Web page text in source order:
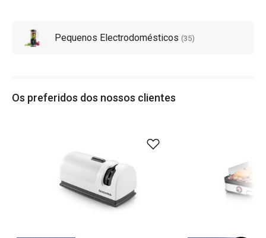
Pequenos Electrodomésticos (35)
Os preferidos dos nossos clientes